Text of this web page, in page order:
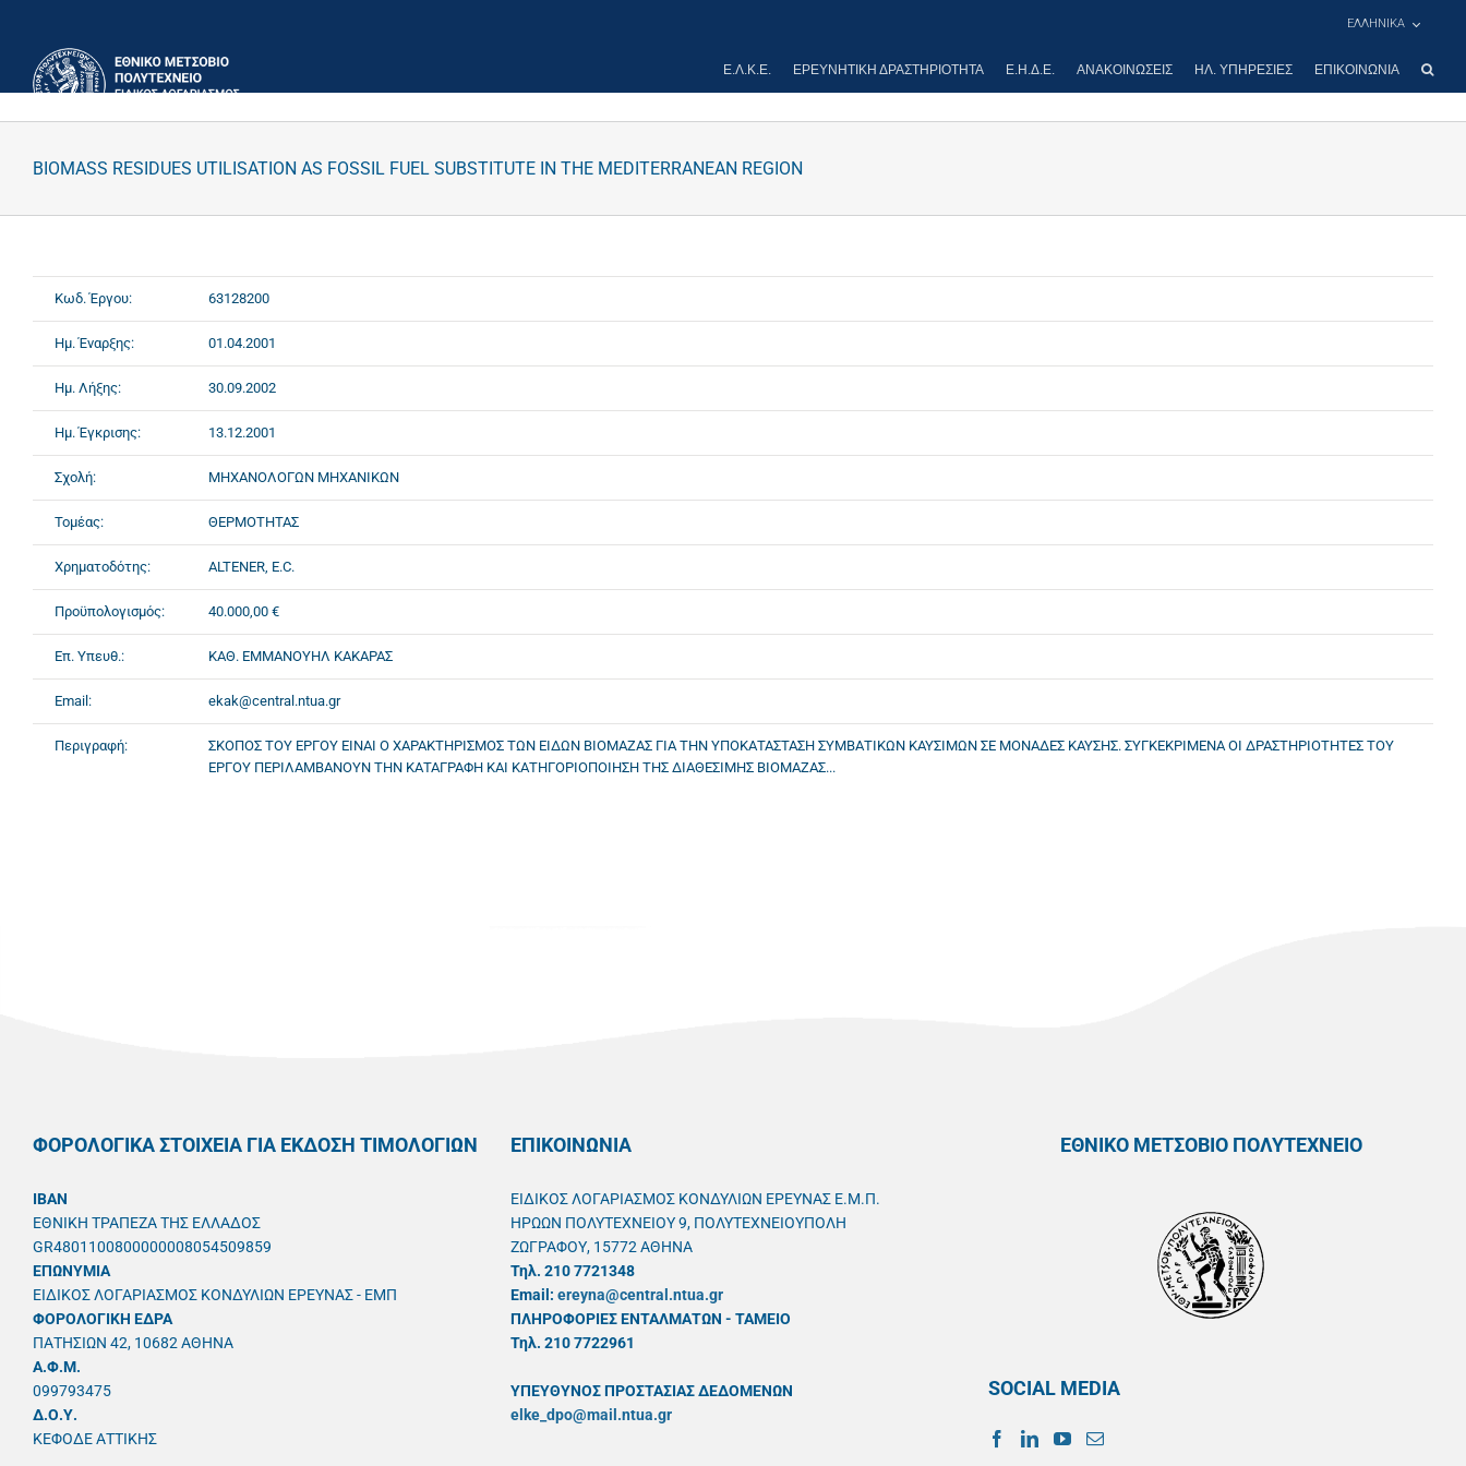
περιεχόμενο
ΕΛΛΗΝΙΚΑ
Ε.Λ.Κ.Ε. ΕΡΕΥΝΗΤΙΚΉ ΔΡΑΣΤΗΡΙΌΤΗΤΑ Ε.Η.Δ.Ε. ΑΝΑΚΟΙΝΏΣΕΙΣ ΗΛ. ΥΠΗΡΕΣΊΕΣ ΕΠΙΚΟΙΝΩΝΊΑ
BIOMASS RESIDUES UTILISATION AS FOSSIL FUEL SUBSTITUTE IN THE MEDITERRANEAN REGION
Κωδ. Έργου: 63128200
Ημ. Έναρξης: 01.04.2001
Ημ. Λήξης: 30.09.2002
Ημ. Έγκρισης: 13.12.2001
Σχολή: ΜΗΧΑΝΟΛΟΓΩΝ ΜΗΧΑΝΙΚΩΝ
Τομέας: ΘΕΡΜΟΤΗΤΑΣ
Χρηματοδότης: ALTENER, E.C.
Προϋπολογισμός: 40.000,00 €
Επ. Υπευθ.: ΚΑΘ. ΕΜΜΑΝΟΥΗΛ ΚΑΚΑΡΑΣ
Email: ekak@central.ntua.gr
Περιγραφή:
ΣΚΟΠΟΣ ΤΟΥ ΕΡΓΟΥ ΕΙΝΑΙ Ο ΧΑΡΑΚΤΗΡΙΣΜΟΣ ΤΩΝ ΕΙΔΩΝ ΒΙΟΜΑΖΑΣ ΓΙΑ ΤΗΝ ΥΠΟΚΑΤΑΣΤΑΣΗ ΣΥΜΒΑΤΙΚΩΝ ΚΑΥΣΙΜΩΝ ΣΕ ΜΟΝΑΔΕΣ ΚΑΥΣΗΣ. ΣΥΓΚΕΚΡΙΜΕΝΑ ΟΙ ΔΡΑΣΤΗΡΙΟΤΗΤΕΣ ΤΟΥ
ΕΡΓΟΥ ΠΕΡΙΛΑΜΒΑΝΟΥΝ ΤΗΝ ΚΑΤΑΓΡΑΦΗ ΚΑΙ ΚΑΤΗΓΟΡΙΟΠΟΙΗΣΗ ΤΗΣ ΔΙΑΘΕΣΙΜΗΣ ΒΙΟΜΑΖΑΣ...
ΦΟΡΟΛΟΓΙΚΑ ΣΤΟΙΧΕΙΑ ΓΙΑ ΕΚΔΟΣΗ ΤΙΜΟΛΟΓΙΩΝ
IBAN
ΕΘΝΙΚΗ ΤΡΑΠΕΖΑ ΤΗΣ ΕΛΛΑΔΟΣ
GR4801100800000008054509859
ΕΠΩΝΥΜΙΑ
ΕΙΔΙΚΟΣ ΛΟΓΑΡΙΑΣΜΟΣ ΚΟΝΔΥΛΙΩΝ ΕΡΕΥΝΑΣ - ΕΜΠ
ΦΟΡΟΛΟΓΙΚΗ ΕΔΡΑ
ΠΑΤΗΣΙΩΝ 42, 10682 ΑΘΗΝΑ
A.Φ.Μ.
099793475
Δ.Ο.Υ.
ΚΕΦΟΔΕ ΑΤΤΙΚΗΣ
ΕΠΙΚΟΙΝΩΝΙΑ
ΕΙΔΙΚΟΣ ΛΟΓΑΡΙΑΣΜΟΣ ΚΟΝΔΥΛΙΩΝ ΕΡΕΥΝΑΣ Ε.Μ.Π.
ΗΡΩΩΝ ΠΟΛΥΤΕΧΝΕΙΟΥ 9, ΠΟΛΥΤΕΧΝΕΙΟΥΠΟΛΗ
ΖΩΓΡΑΦΟΥ, 15772 ΑΘΗΝΑ
Τηλ. 210 7721348
Email: ereyna@central.ntua.gr
ΠΛΗΡΟΦΟΡΙΕΣ ΕΝΤΑΛΜΑΤΩΝ - ΤΑΜΕΙΟ
Τηλ. 210 7722961
ΥΠΕΥΘYΝΟΣ ΠΡΟΣΤΑΣΙΑΣ ΔΕΔΟΜΕΝΩΝ
elke_dpo@mail.ntua.gr
ΕΘΝΙΚΟ ΜΕΤΣΟΒΙΟ ΠΟΛΥΤΕΧΝΕΙΟ
SOCIAL MEDIA